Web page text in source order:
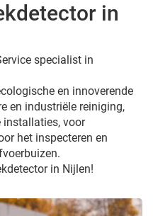
in
specialist in
en innoverende
en industriële reiniging,
installaties, voor
het inspecteren en
in Nijlen!